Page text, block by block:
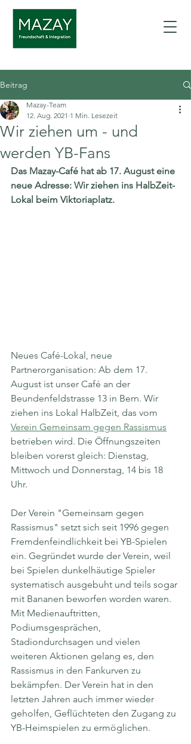
Beitrag
Wir ziehen um - und
werden YB-Fans
Mazay-Team
12. Aug. 2021 1 Min. Lesezeit
Das Mazay-Café hat ab 17. August eine
neue Adresse: Wir ziehen ins HalbZeit-
Lokal beim Viktoriaplatz.
Neues Café-Lokal, neue
Partnerorganisation: Ab dem 17.
August ist unser Café an der
Beundenfeldstrasse 13 in Bern. Wir
ziehen ins Lokal HalbZeit, das vom
Verein Gemeinsam gegen Rassismus
betrieben wird. Die Öffnungszeiten
bleiben vorerst gleich: Dienstag,
Mittwoch und Donnerstag, 14 bis 18
Uhr.
Der Verein "Gemeinsam gegen
Rassismus" setzt sich seit 1996 gegen
Fremdenfeindlichkeit bei YB-Spielen
ein. Gegründet wurde der Verein, weil
bei Spielen dunkelhäutige Spieler
systematisch ausgebuht und teils sogar
mit Bananen beworfen worden waren.
Mit Medienauftritten,
Podiumsgesprächen,
Stadiondurchsagen und vielen
weiteren Aktionen gelang es, den
Rassismus in den Fankurven zu
bekämpfen. Der Verein hat in den
letzten Jahren auch immer wieder
geholfen, Geflüchteten den Zugang zu
YB-Heimspielen zu ermöglichen.